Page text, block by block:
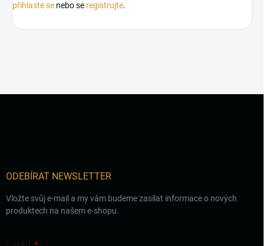
přihlaste se nebo se registrujte.
ODEBÍRAT NEWSLETTER
Vložte svůj e-mail a my vám budeme zasílat informace o nových
produktech na našem e-shopu.